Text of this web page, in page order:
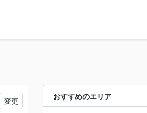
おすすめのエリア
変更